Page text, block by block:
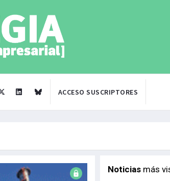
ACCESO SUSCRIPTORES
Noticiasmás